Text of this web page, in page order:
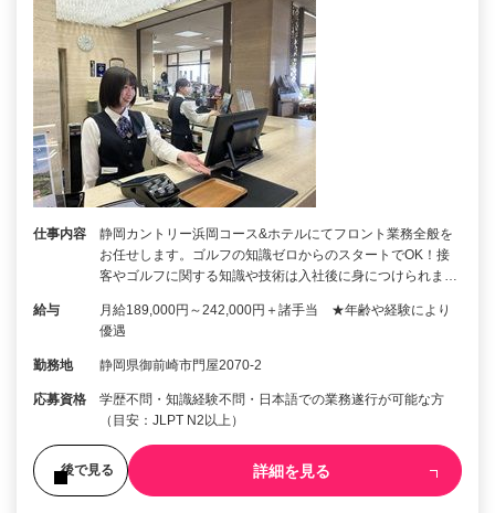
仕事内容
静岡カントリー浜岡コース&ホテルにてフロント業務全般を
お任せします。ゴルフの知識ゼロからのスタートでOK！接
客やゴルフに関する知識や技術は入社後に身につけられま…
給与
月給189,000円～242,000円＋諸手当 ★年齢や経験により
優遇
勤務地 静岡県御前崎市門屋2070-2
応募資格
学歴不問・知識経験不問・日本語での業務遂行が可能な方
（目安：JLPT N2以上）
後で見る 詳細を見る